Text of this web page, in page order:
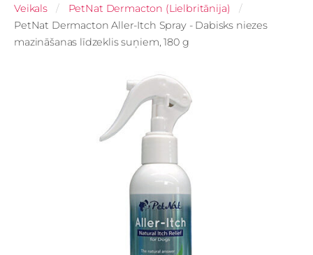
Veikals
PetNat Dermacton (Lielbritānija)
PetNat Dermacton Aller-Itch Spray - Dabisks niezes
mazināšanas līdzeklis suņiem, 180 g